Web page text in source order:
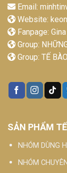
Email:
Website:
Fanpage:
Group:
Group: TẾ
SẢN PHẨM
NHÓM DÙNG
NHÓM